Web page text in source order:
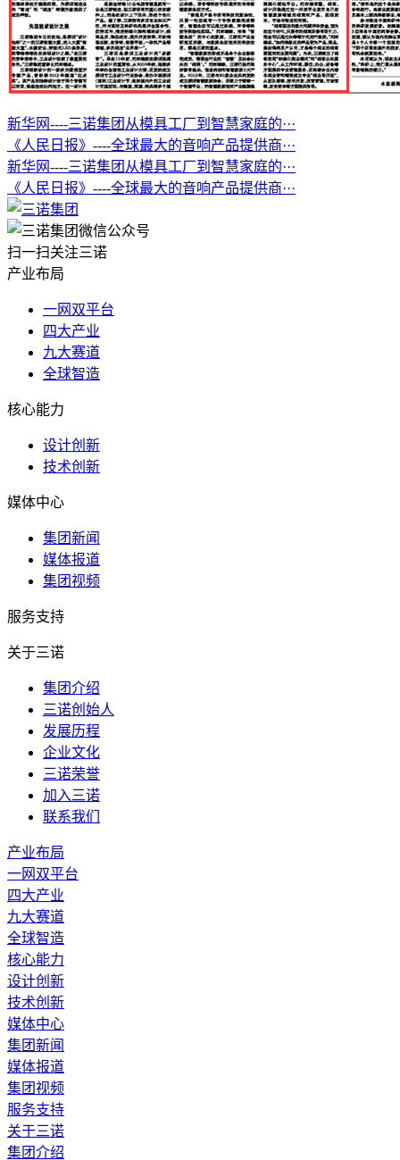
新华网----三诺集团从模具工厂到智慧家庭的···
《人民日报》----全球最大的音响产品提供商···
新华网----三诺集团从模具工厂到智慧家庭的···
《人民日报》----全球最大的音响产品提供商···
扫一扫关注三诺
产业布局
一网双平台
四大产业
九大赛道
全球智造
核心能力
设计创新
技术创新
媒体中心
集团新闻
媒体报道
集团视频
服务支持
关于三诺
集团介绍
三诺创始人
发展历程
企业文化
三诺荣誉
加入三诺
联系我们
产业布局
一网双平台
四大产业
九大赛道
全球智造
核心能力
设计创新
技术创新
媒体中心
集团新闻
媒体报道
集团视频
服务支持
关于三诺
集团介绍